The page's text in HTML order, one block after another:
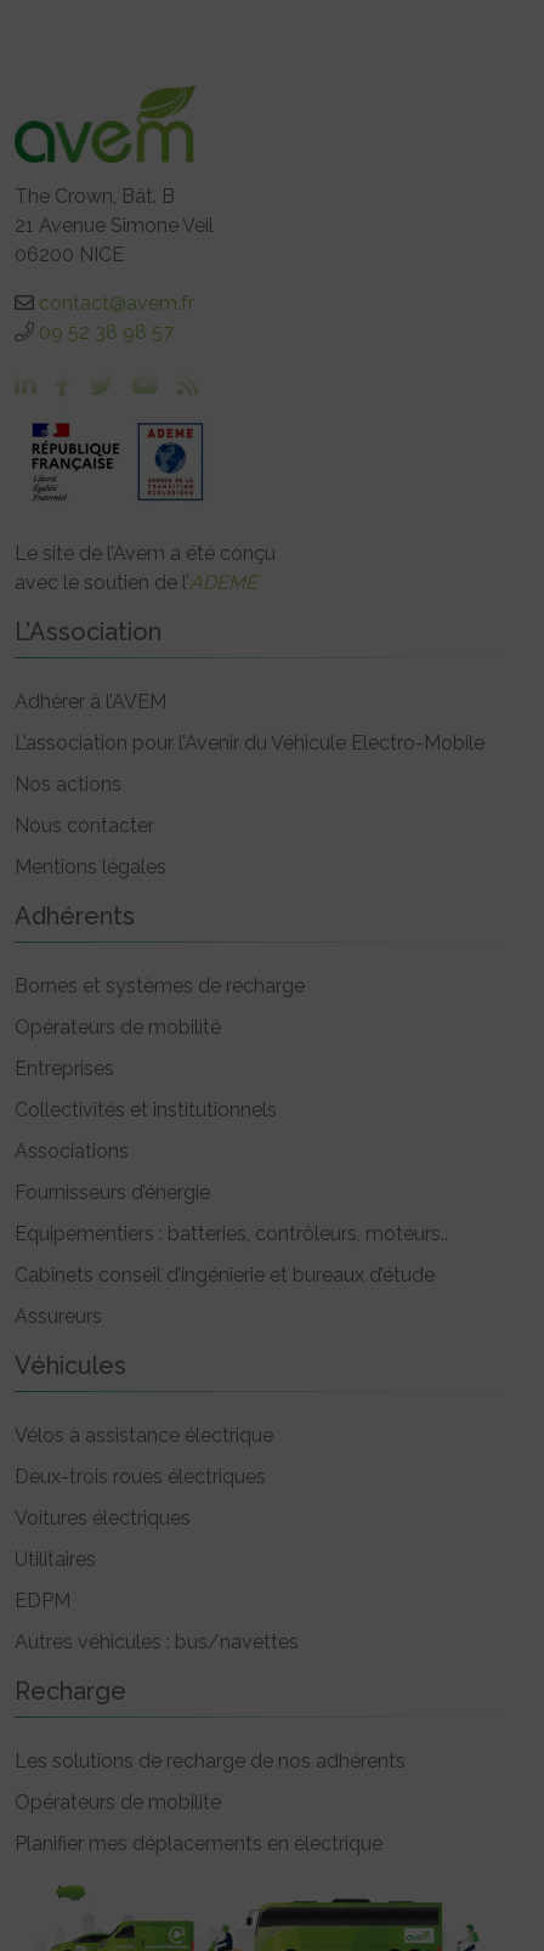
The Crown, Bât. B
21 Avenue Simone Veil
06200 NICE
contact@avem.fr
09 52 38 98 57
Le site de l’Avem a été conçu
avec le soutien de l’ADEME
L’Association
Adhérer à l’AVEM
L’association pour l’Avenir du Véhicule Electro-Mobile
Nos actions
Nous contacter
Mentions légales
Adhérents
Bornes et systèmes de recharge
Opérateurs de mobilité
Entreprises
Collectivités et institutionnels
Associations
Fournisseurs d’énergie
Equipementiers : batteries, contrôleurs, moteurs..
Cabinets conseil d’ingénierie et bureaux d’étude
Assureurs
Véhicules
Vélos à assistance électrique
Deux-trois roues électriques
Voitures électriques
Utilitaires
EDPM
Autres véhicules : bus/navettes
Recharge
Les solutions de recharge de nos adhérents
Opérateurs de mobilité
Planifier mes déplacements en électrique